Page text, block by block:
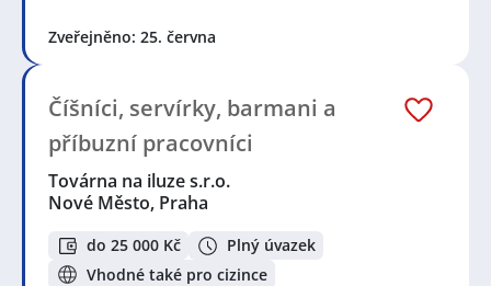
Zveřejněno: 25. června
Číšníci, servírky, barmani a
příbuzní pracovníci
Továrna na iluze s.r.o.
Nové Město, Praha
do 25 000 Kč
Plný úvazek
Vhodné také pro cizince